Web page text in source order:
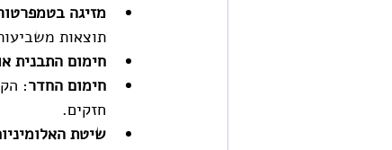
מזיגה
תוצאות
חימום התבנית
חימום החדר:
חזקים.
שיטת